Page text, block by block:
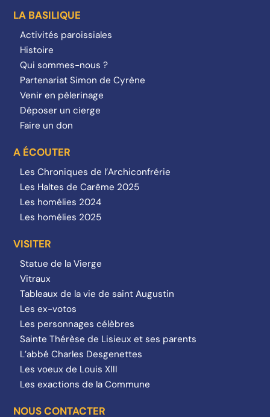
LA BASILIQUE
Activités paroissiales
Histoire
Qui sommes-nous ?
Partenariat Simon de Cyrène
Venir en pèlerinage
Déposer un cierge
Faire un don
A ÉCOUTER
Les Chroniques de l’Archiconfrérie
Les Haltes de Carême 2025
Les homélies 2024
Les homélies 2025
VISITER
Statue de la Vierge
Vitraux
Tableaux de la vie de saint Augustin
Les ex-votos
Les personnages célèbres
Sainte Thérèse de Lisieux et ses parents
L’abbé Charles Desgenettes
Les voeux de Louis XIII
Les exactions de la Commune
NOUS CONTACTER